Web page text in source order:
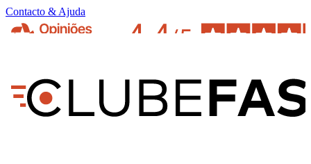
Contacto & Ajuda